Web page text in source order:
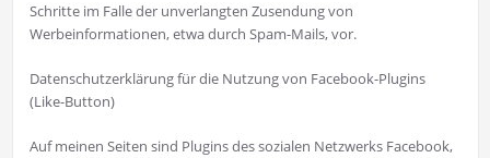
Schritte im Falle der unverlangten Zusendung von
Werbeinformationen, etwa durch Spam-Mails, vor.
Datenschutzerklärung für die Nutzung von Facebook-Plugins
(Like-Button)
Auf meinen Seiten sind Plugins des sozialen Netzwerks Facebook,